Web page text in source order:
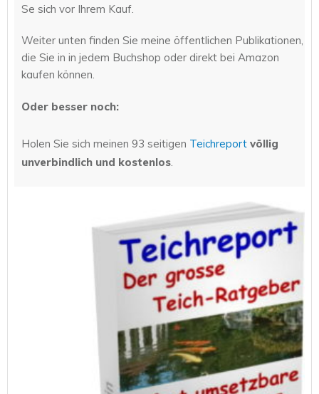
Se sich vor Ihrem Kauf.
Weiter unten finden Sie meine öffentlichen Publikationen,
die Sie in in jedem Buchshop oder direkt bei Amazon
kaufen können.
Oder besser noch:
Holen Sie sich meinen 93 seitigen Teichreport völlig
unverbindlich und kostenlos.